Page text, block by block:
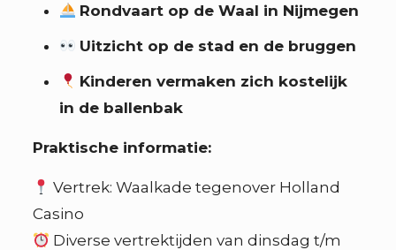
Rondvaart op de Waal in Nijmegen
Uitzicht op de stad en de bruggen
Kinderen vermaken zich kostelijk
in de ballenbak
Praktische informatie:
Vertrek: Waalkade tegenover Holland
Casino
Diverse vertrektijden van dinsdag t/m